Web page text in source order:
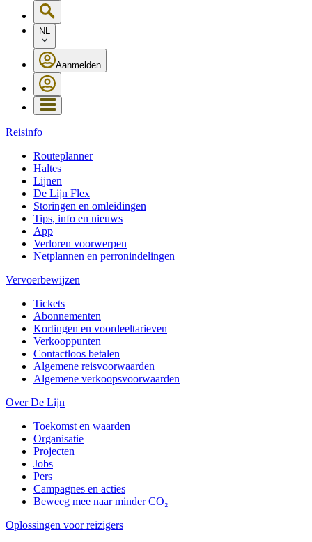
NL
Aanmelden
Reisinfo
Routeplanner
Haltes
Lijnen
De Lijn Flex
Storingen en omleidingen
Tips, info en nieuws
App
Verloren voorwerpen
Netplannen en perronindelingen
Vervoerbewijzen
Tickets
Abonnementen
Kortingen en voordeeltarieven
Verkooppunten
Contactloos betalen
Algemene reisvoorwaarden
Algemene verkoopsvoorwaarden
Over De Lijn
Toekomst en waarden
Organisatie
Projecten
Jobs
Pers
Campagnes en acties
Beweeg mee naar minder CO₂
Oplossingen voor reizigers